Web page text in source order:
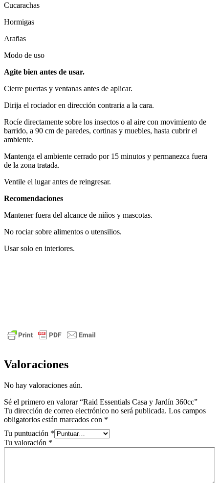
Cucarachas
Hormigas
Arañas
Modo de uso
Agite bien antes de usar.
Cierre puertas y ventanas antes de aplicar.
Dirija el rociador en dirección contraria a la cara.
Rocíe directamente sobre los insectos o al aire con movimiento de
barrido, a 90 cm de paredes, cortinas y muebles, hasta cubrir el
ambiente.
Mantenga el ambiente cerrado por 15 minutos y permanezca fuera
de la zona tratada.
Ventile el lugar antes de reingresar.
Recomendaciones
Mantener fuera del alcance de niños y mascotas.
No rociar sobre alimentos o utensilios.
Usar solo en interiores.
Valoraciones
No hay valoraciones aún.
Sé el primero en valorar “Raid Essentials Casa y Jardín 360cc”
Tu dirección de correo electrónico no será publicada. Los campos
obligatorios están marcados con *
Tu puntuación *
Tu valoración *